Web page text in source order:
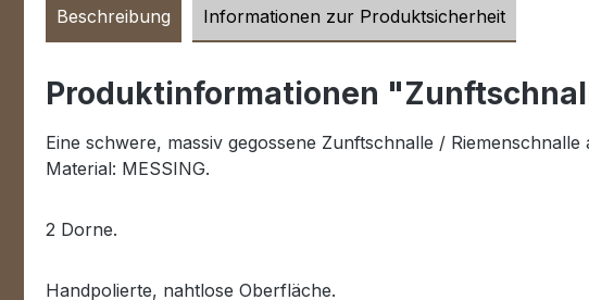
Beschreibung Informationen zur Produktsicherheit
Produktinformationen
Eine schwere, massiv gegossene Zunftschnalle / Riemenschnalle
Material: MESSING.
2 Dorne.
Handpolierte, nahtlose Oberfläche.